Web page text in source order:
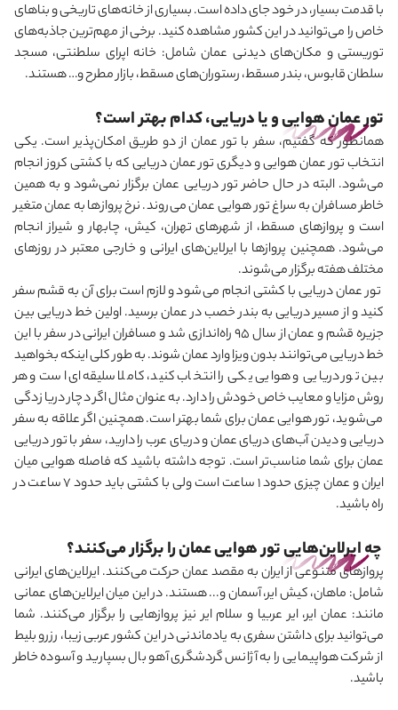
با قدمت بسیار، در خود جای داده است. بسیاری از خانه‌های تاریخی و بناهای
خاص را میتوانید در این کشور مشاهده کنید. برخی از مهم‌ترین جاذبه‌های
توریستی و مکان‌های دیدنی عمان شامل: خانه اپرای سلطنتی، مسجد
سلطان قابوس، بندر مسقط، رستوران‌های مسقط، بازار مطرح و… هستند.
تور عمان هوایی و یا دریایی، کدام بهتر است؟
همانطور که گفتیم، سفر با تور عمان از دو طریق امکان‌پذیر است. یکی
انتخاب تور عمان هوایی و دیگری تور عمان دریایی که با کشتی کروز انجام
می‌شود. البته در حال حاضر تور دریایی عمان برگزار نمی‌شود و به همین
خاطر مسافران به سراغ تور هوایی عمان می‌روند. نرخ پروازها به عمان متغیر
است و پروازهای مسقط، از شهرهای تهران، کیش، چابهار و شیراز انجام
می‌شود. همچنین پروازها با ایرلاین‌های ایرانی و خارجی معتبر در روزهای
مختلف هفته برگزار می‌شوند.
تور عمان دریایی با کشتی انجام میشود و لازم است برای آن به قشم سفر
کنید و از مسیر دریایی به بندر خصب در عمان برسید. اولین خط دریایی بین
جزیره قشم و عمان از سال 95 راه
اندازی شد و مسافران ایرانی در سفر با این
خط دریایی میتوانند بدون ویزا وارد عمان شوند. به طور کلی اینکه بخواهید
بین تور دریایی و هوایی یکی را انتخاب کنید، کاملا سلیقه‌ای است و هر
روش مزایا و معایب خاص خودش را دارد. به عنوان مثال اگر دچار دریا زدگی
میشوید، تور هوایی عمان برای شما بهتر است. همچنین اگر علاقه به سفر
دریایی و دیدن آب‌های دریای عمان و دریای عرب را دارید، سفر با تور دریایی
عمان برای شما مناسب‌تر است. توجه داشته باشید که فاصله هوایی میان
ایران و عمان چیزی حدود 1 ساعت است ولی با کشتی باید حدود 7 ساعت در
راه باشید.
چه ایرلاین‌هایی تور هوایی عمان را برگزار می‌کنند؟
پروازهای متنوعی از ایران به مقصد عمان حرکت میکنند. ایرلاین‌های ایرانی
شامل: ماهان، کیش ایر، آسمان و... هستند. در این میان ایرلاین‌های عمانی
مانند: عمان ایر، ایر عربیا و سلام ایر نیز پروازهایی را برگزار می‌کنند. شما
میتوانید برای داشتن سفری به یادماندنی در این کشور عربی زیبا، رزرو بلیط
از شرکت هواپیمایی را به آژانس گردشگری آهو بال بسپارید و آسوده خاطر
باشید.